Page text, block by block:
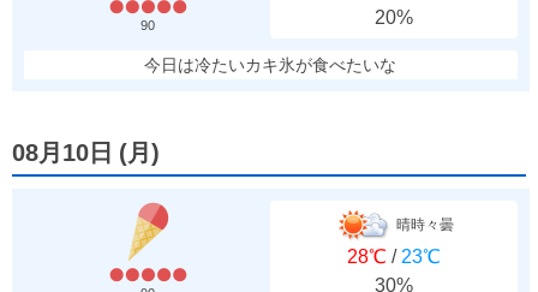
90
20%
今日は冷たいカキ氷が食べたいな
08月10日 (月 )
晴時々曇
28℃ / 23℃
30%